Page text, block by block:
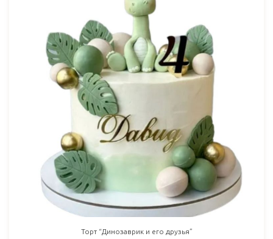
Торт “Динозаврик и его друзья”